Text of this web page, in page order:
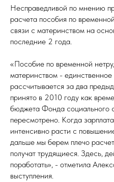
Несправедливой по мнению
расчета пособия по
связи с материнством на
последние 2 года.
«Пособие по временной
материнством -
рассчитывается за два
принято в 2010 году как
бюджета Фонда социального
пересмотрено. Когда
интенсивно расти с
дальше мы берем плечо
получат трудящиеся. Здесь,
поработать», - отметила
выступления.